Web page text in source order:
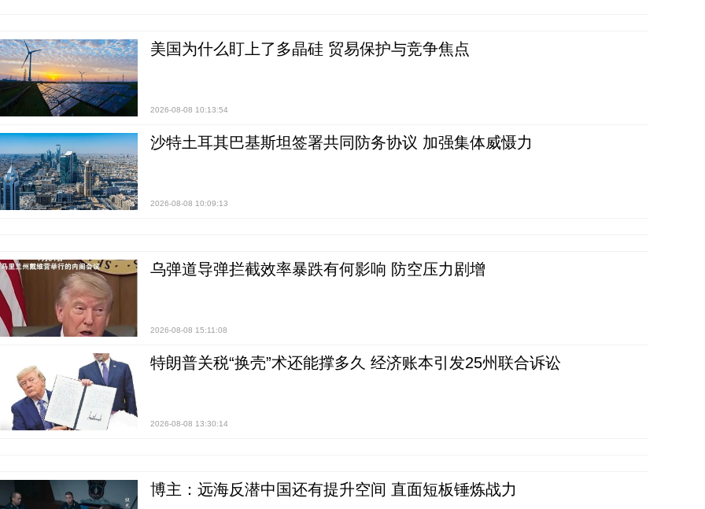
美国为什么盯上了多晶硅 贸易保护与竞争焦点
2026-08-08 10:13:54
沙特土耳其巴基斯坦签署共同防务协议 加强集体威慑力
2026-08-08 10:09:13
乌弹道导弹拦截效率暴跌有何影响 防空压力剧增
2026-08-08 15:11:08
特朗普关税“换壳”术还能撑多久 经济账本引发25州联合诉讼
2026-08-08 13:30:14
博主：远海反潜中国还有提升空间 直面短板锤炼战力